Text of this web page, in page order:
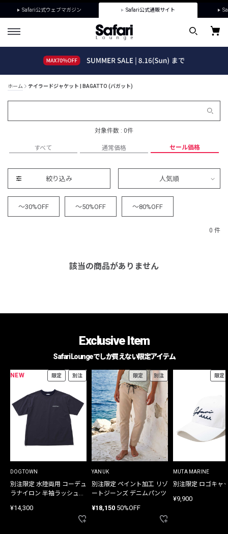
Safari公式ウェブマガジン Safari公式通販サイト
ホーム テイラードジャケット | BAGATTO (バガット)
対象件数 : 0件
すべて 通常価格 セール価格
絞り込み 人気順
～30%OFF ～50%OFF ～80%OFF
0 件
該当の商品がありません
Exclusive Item
Safari Loungeでしか買えない限定アイテム
NEW 限定 別注
DOGTOWN
別注限定 水陸両用 コーデュ
ラナイロン 半袖ラッシュガ
¥14,300
限定 別注
YANUK
別注限定 ペイント加工 リゾ
ートジーンズ デニムパンツ
¥18,150 50%OFF
限定
MUTA MARINE
別注限定 ロゴキャ
¥9,900